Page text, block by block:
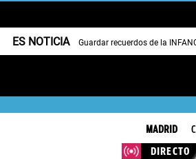
ES NOTICIA Guardar recuerdos de la
MADRID
DIRECTO